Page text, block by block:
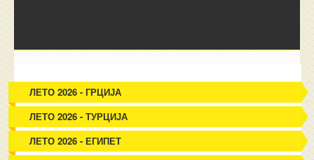
ЛЕТО 2026 - ГРЦИЈА
ЛЕТО 2026 - ТУРЦИЈА
ЛЕТО 2026 - ЕГИПЕТ